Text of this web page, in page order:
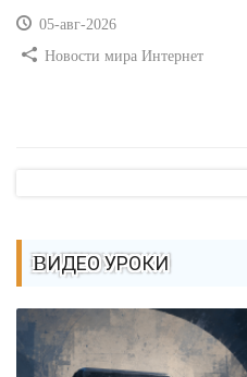
05-авг-2026
Новости мира Интернет
ВИДЕО УРОКИ